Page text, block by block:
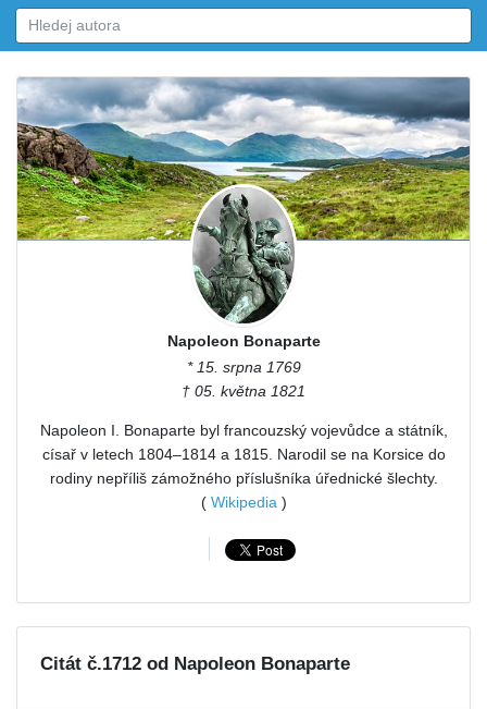
Napoleon Bonaparte
* 15. srpna 1769
† 05. května 1821
Napoleon I. Bonaparte byl francouzský vojevůdce a státník,
císař v letech 1804–1814 a 1815. Narodil se na Korsice do
rodiny nepříliš zámožného příslušníka úřednické šlechty.
( Wikipedia)
Citát č.1712 od Napoleon Bonaparte